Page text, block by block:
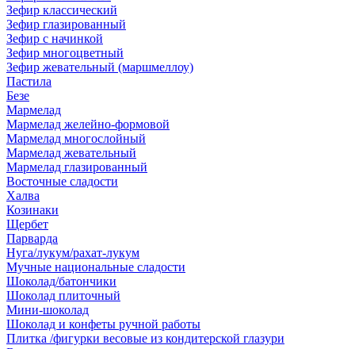
Зефир классический
Зефир глазированный
Зефир с начинкой
Зефир многоцветный
Зефир жевательный (маршмеллоу)
Пастила
Безе
Мармелад
Мармелад желейно-формовой
Мармелад многослойный
Мармелад жевательный
Мармелад глазированный
Восточные сладости
Халва
Козинаки
Щербет
Парварда
Нуга/лукум/рахат-лукум
Мучные национальные сладости
Шоколад/батончики
Шоколад плиточный
Мини-шоколад
Шоколад и конфеты ручной работы
Плитка /фигурки весовые из кондитерской глазури